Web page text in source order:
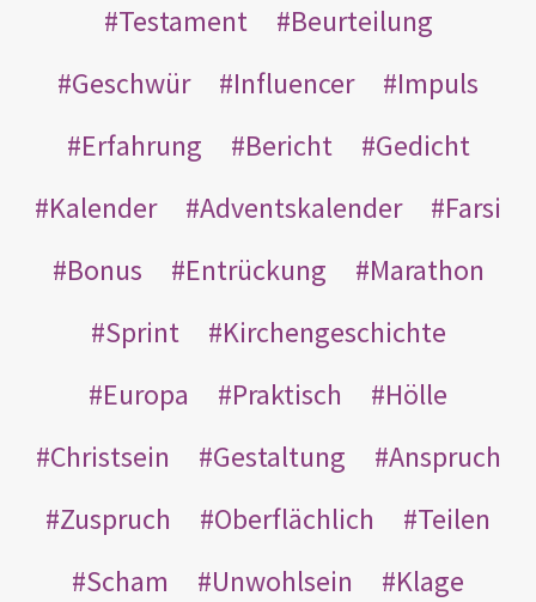
Testament
Beurteilung
Geschwür
Influencer
Impuls
Erfahrung
Bericht
Gedicht
Kalender
Adventskalender
Farsi
Bonus
Entrückung
Marathon
Sprint
Kirchengeschichte
Europa
Praktisch
Hölle
Christsein
Gestaltung
Anspruch
Zuspruch
Oberflächlich
Teilen
Scham
Unwohlsein
Klage